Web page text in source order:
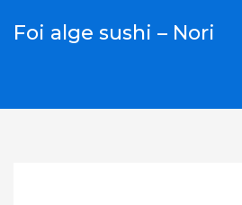
Foi alge sushi – Nori